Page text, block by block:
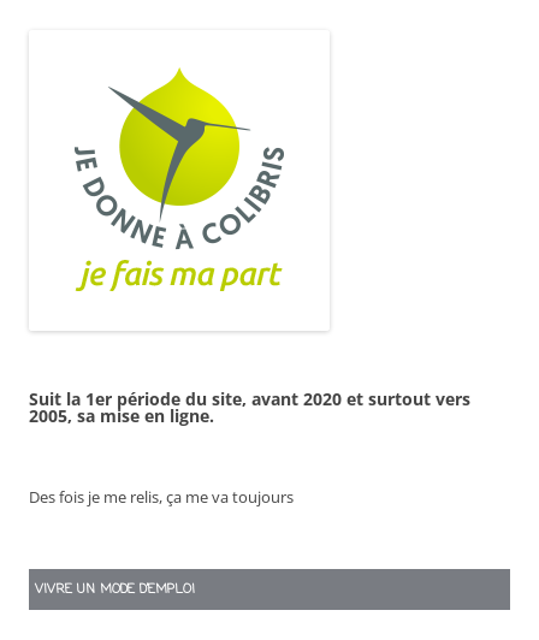
Suit la 1er période du site, avant 2020 et surtout vers
2005, sa mise en ligne.
Des fois je me relis, ça me va toujours
VIVRE UN MODE D’EMPLOI